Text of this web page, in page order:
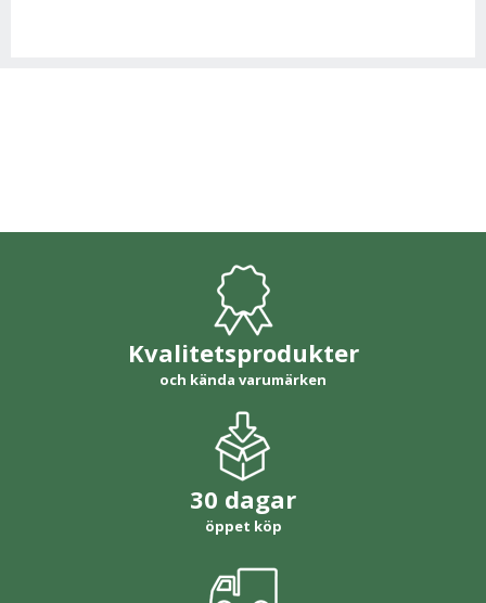
Kvalitetsprodukter
och kända varumärken
30 dagar
öppet köp